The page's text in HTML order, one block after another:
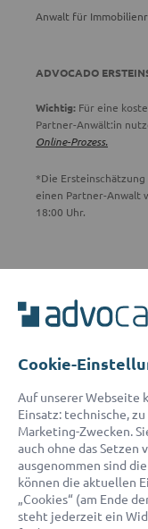
Anwalt für
ADVOCADO
Wichtig: Für eine
Partner-Anwält:in
Online-Prozess.
*Die
einen Partner-Anwalt
18:00 Uhr.
Unser Serviceteam ist
E-Mail:
© 2026 advocado -
Cookie-
Auf unserer Webseite
Einsatz: technische,
Marketing-Zwecken.
auch ohne das Setzen
ausgenommen sind
können die aktuellen
„Cookies“ (am Ende
steht jederzeit ein